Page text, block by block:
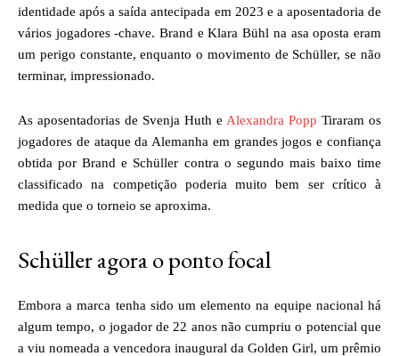
identidade após a saída antecipada em 2023 e a aposentadoria de
vários jogadores -chave. Brand e Klara Bühl na asa oposta eram
um perigo constante, enquanto o movimento de Schüller, se não
terminar, impressionado.
As aposentadorias de Svenja Huth e Alexandra Popp Tiraram os
jogadores de ataque da Alemanha em grandes jogos e confiança
obtida por Brand e Schüller contra o segundo mais baixo time
classificado na competição poderia muito bem ser crítico à
medida que o torneio se aproxima.
Schüller agora o ponto focal
Embora a marca tenha sido um elemento na equipe nacional há
algum tempo, o jogador de 22 anos não cumpriu o potencial que
a viu nomeada a vencedora inaugural da Golden Girl, um prêmio